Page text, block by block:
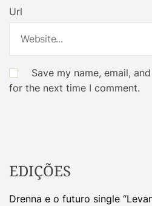
Url
Save my name, email,
for the next time I comment.
EDIÇÕES
Drenna e o futuro single